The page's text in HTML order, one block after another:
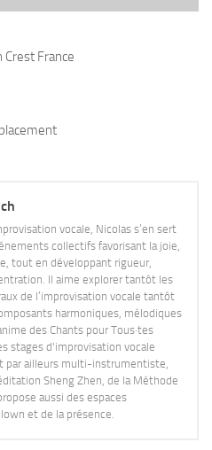
France
vocale, Nicolas s’en sert
collectifs favorisant la joie,
tout en développant rigueur,
Il aime explorer tantôt les
de l’improvisation vocale tantôt
harmoniques, mélodiques
des Chants pour Tous·tes
stages d'improvisation vocale
par ailleurs multi-instrumentiste,
Sheng Zhen, de la Méthode
aussi des espaces
et de la présence.